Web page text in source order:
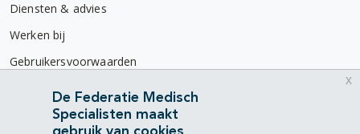
Diensten & advies
Werken bij
Gebruikersvoorwaarden
Privacyverklaring
Contact
De Federatie Medisch
Specialisten maakt
x